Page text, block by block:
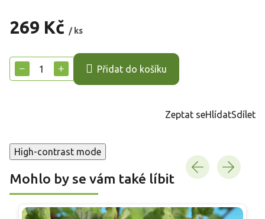
269 Kč / ks
cena:
+
− Přidat do košíku
Zeptat seHlídatSdílet
High-contrast mode
Mohlo by se vám také líbit